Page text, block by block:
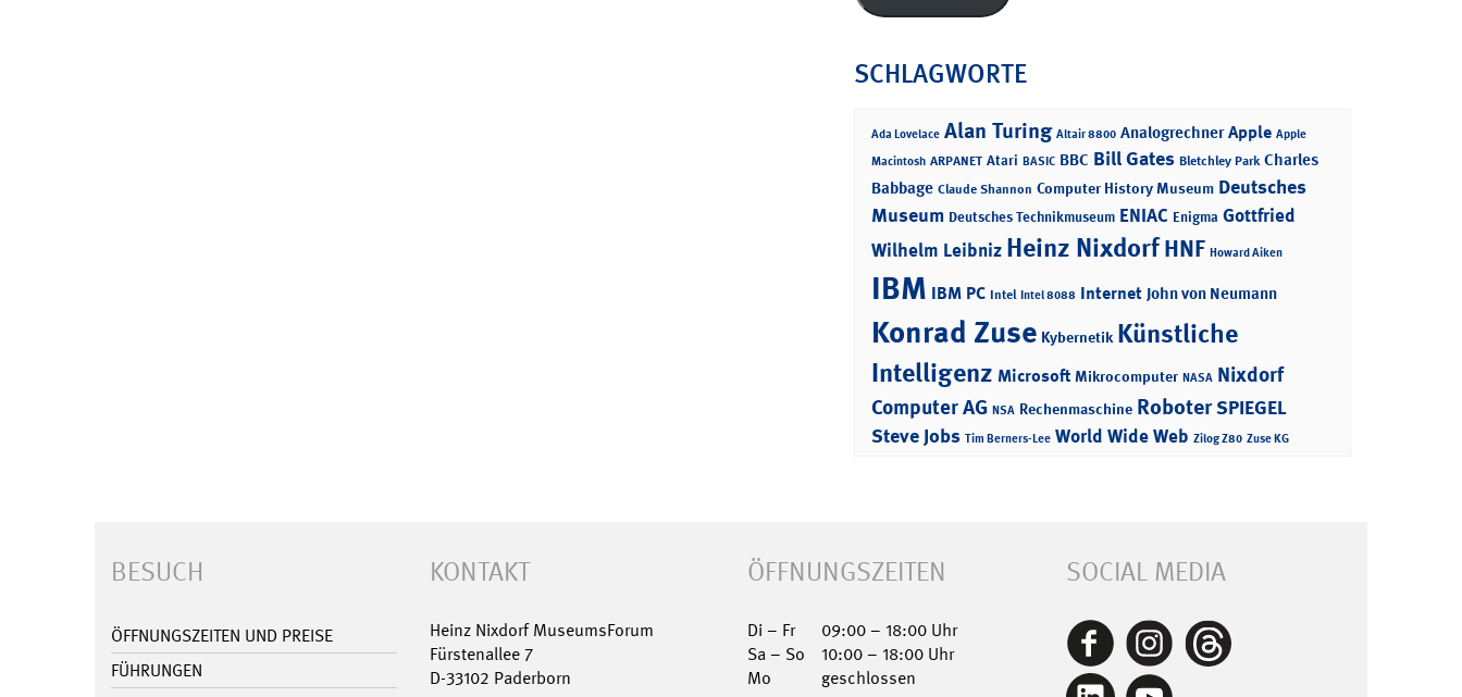
SCHLAGWORTE
Ada Lovelace Alan Turing Altair 8800 Analogrechner Apple Apple
Macintosh ARPANET Atari BASIC BBC Bill Gates Bletchley Park Charles
Babbage Claude Shannon Computer History Museum Deutsches
Museum Deutsches Technikmuseum ENIAC Enigma Gottfried
Wilhelm Leibniz Heinz NixdorfHNF Howard Aiken
IBM IBM PC Intel Intel 8088 Internet John von Neumann
Konrad Zuse Kybernetik Künstliche
Intelligenz Microsoft Mikrocomputer NASA Nixdorf
Computer AG NSA Rechenmaschine RoboterSPIEGEL
Steve Jobs Tim Berners-Lee World Wide Web Zilog Z80 Zuse KG
BESUCH
ÖFFNUNGSZEITEN UND PREISE
FÜHRUNGEN
KONTAKT
Heinz Nixdorf MuseumsForum
Fürstenallee 7
D-33102 Paderborn
ÖFFNUNGSZEITEN
Di – Fr
09:00 – 18:00 Uhr
Sa – So
10:00 – 18:00 Uhr
Mo
geschlossen
SOCIAL MEDIA